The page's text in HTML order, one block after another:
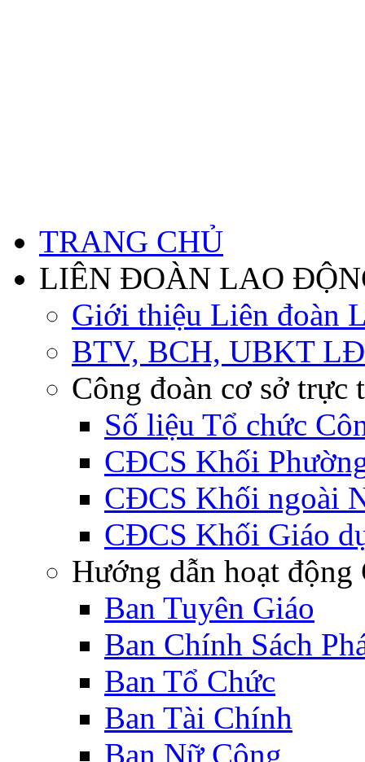
TRANG CHỦ
LIÊN ĐOÀN LAO
Giới thiệu Liên đoàn
BTV, BCH, UBKT
Công đoàn cơ sở trực
Số liệu Tổ chức
CĐCS Khối
CĐCS Khối ngoài
CĐCS Khối Giáo
Hướng dẫn hoạt động
Ban Tuyên Giáo
Ban Chính Sách
Ban Tổ Chức
Ban Tài Chính
Ban Nữ Công